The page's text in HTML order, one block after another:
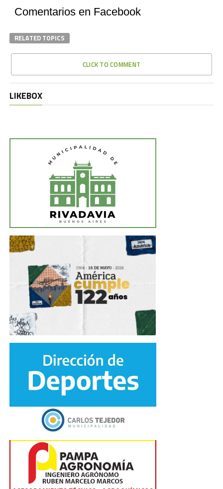
Comentarios en Facebook
RELATED TOPICS
CLICK TO COMMENT
LIKEBOX